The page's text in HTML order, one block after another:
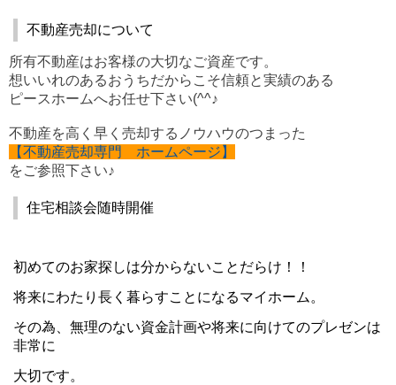
不動産売却について
所有不動産はお客様の大切なご資産です。
想いいれのあるおうちだからこそ信頼と実績のある
ピースホームへお任せ下さい(^^♪
不動産を高く早く売却するノウハウのつまった
【不動産売却専門 ホームページ】
をご参照下さい♪
住宅相談会随時開催
初めてのお家探しは分からないことだらけ！！
将来にわたり長く暮らすことになるマイホーム。
その為、無理のない資金計画や将来に向けてのプレゼンは
非常に
大切です。